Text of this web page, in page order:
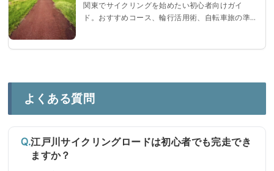
関東でサイクリングを始めたい初心者向けガイ
ド。おすすめコース、輪行活用術、自転車旅の準
よくある質問
江戸川サイクリングロードは初心者でも完走でき
ますか？